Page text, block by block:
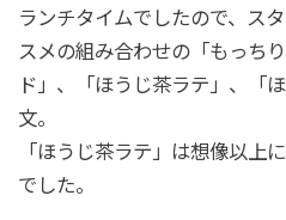
ランチタイムでしたので、ス
スメの組み合わせの「もっち
ド」、「ほうじ茶ラテ」、「
文。
「ほうじ茶ラテ」は想像以上
でした。